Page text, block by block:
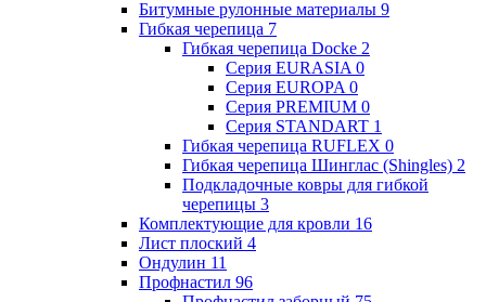
Битумные рулонные материалы 9
Гибкая черепица 7
Гибкая черепица Docke 2
Серия EURASIA 0
Серия EUROPA 0
Серия PREMIUM 0
Серия STANDART 1
Гибкая черепица RUFLEX 0
Гибкая черепица Шинглас (Shingles) 2
Подкладочные ковры для гибкой
черепицы 3
Комплектующие для кровли 16
Лист плоский 4
Ондулин 11
Профнастил 96